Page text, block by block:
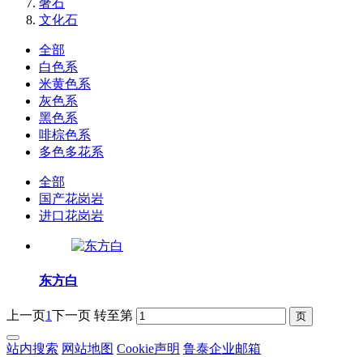
奢石
文化石
全部
白色系
米黄色系
灰色系
黑色系
啡棕色系
多色多花系
全部
国产花岗岩
进口花岗岩
东方白
上一页1下一页 转至第
站内搜索 网站地图 Cookie声明 鲁泰企业邮箱